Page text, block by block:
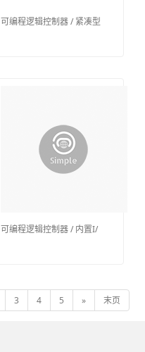
可编程逻辑控制器 / 紧凑型
可编程逻辑控制器 / 内置I/
3 4 5 » 末页